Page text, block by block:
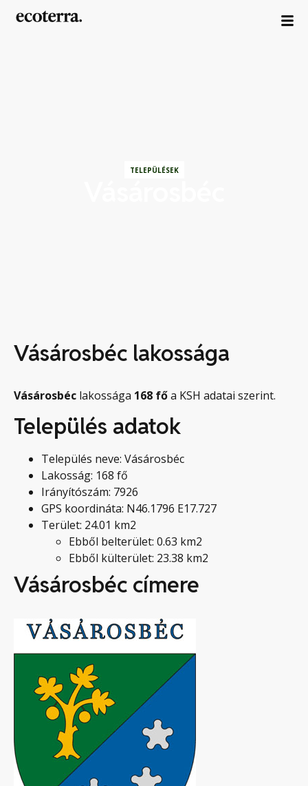
TELEPÜLÉSEK
Vásárosbéc lakossága
Vásárosbéc lakossága 168 főa KSH adatai szerint.
Település adatok
Település neve: Vásárosbéc
Lakosság: 168 fő
Irányítószám: 7926
GPS koordináta: N46.1796 E17.727
Terület: 24.01 km2
Ebből belterület: 0.63 km2
Ebből külterület: 23.38 km2
Vásárosbéc címere